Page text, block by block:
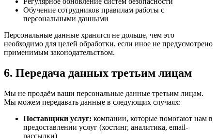
Обучение сотрудников правилам работы с
персональными данными
Персональные данные хранятся не дольше, чем это
необходимо для целей обработки, если иное не предусмотрено
применимым законодательством.
6. Передача данных третьим лицам
Мы не продаём ваши персональные данные третьим лицам.
Мы можем передавать данные в следующих случаях:
Поставщики услуг: компании, которые помогают нам в
предоставлении услуг (хостинг, аналитика, email-
рассылки)